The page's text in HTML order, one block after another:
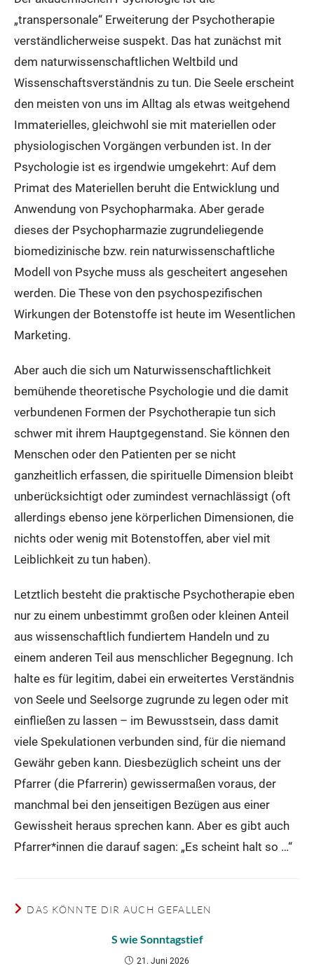
„transpersonale“ Erweiterung der Psychotherapie
verständlicherweise suspekt. Das hat zunächst mit
dem naturwissenschaftlichen Weltbild und
Wissenschaftsverständnis zu tun. Die Seele erscheint
den meisten von uns im Alltag als etwas weitgehend
Immaterielles, gleichwohl sie mit materiellen oder
physiologischen Vorgängen verbunden ist. In der
Psychologie ist es irgendwie umgekehrt: Auf dem
Primat des Materiellen beruht die Entwicklung und
Anwendung von Psychopharmaka. Aber gerade
dieses der Psychopharmazie zugrundeliegende
biomedizinische bzw. rein naturwissenschaftliche
Modell von Psyche muss als gescheitert angesehen
werden. Die These von den psychospezifischen
Wirkungen der Botenstoffe ist heute im Wesentlichen
Marketing.
Aber auch die sich um Naturwissenschaftlichkeit
bemühende theoretische Psychologie und die damit
verbundenen Formen der Psychotherapie tun sich
schwer mit ihrem Hauptgegenstand. Sie können den
Menschen oder den Patienten per se nicht
ganzheitlich erfassen, die spirituelle Dimension bleibt
unberücksichtigt oder zumindest vernachlässigt (oft
allerdings ebenso jene körperlichen Dimensionen, die
nichts oder wenig mit Botenstoffen, aber viel mit
Leiblichkeit zu tun haben).
Letztlich besteht die praktische Psychotherapie eben
nur zu einem unbestimmt großen oder kleinen Anteil
aus wissenschaftlich fundiertem Handeln und zu
einem anderen Teil aus menschlicher Begegnung. Ich
halte es für legitim, dabei ein erweitertes Verständnis
von Seele und Seelsorge zugrunde zu legen oder mit
einfließen zu lassen – im Bewusstsein, dass damit
viele Spekulationen verbunden sind, für die niemand
Gewähr geben kann. Diesbezüglich scheint uns der
Pfarrer (die Pfarrerin) gewissermaßen voraus, der
manchmal bei den jenseitigen Bezügen aus einer
Gewissheit heraus sprechen kann. Aber es gibt auch
Pfarrer*innen die darauf sagen: „Es scheint halt so …“
DAS KÖNNTE DIR AUCH GEFALLEN
S wie Sonntagstief
21. Juni 2026